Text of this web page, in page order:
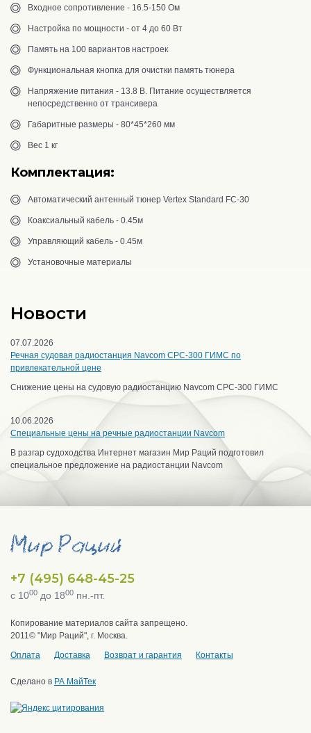
Входное сопротивление - 16.5-150 Ом
Настройка по мощности - от 4 до 60 Вт
Память на 100 вариантов настроек
Функциональная кнопка для очистки память тюнера
Напряжение питания - 13.8 В. Питание осуществляется
непосредственно от трансивера
Габаритные размеры - 80*45*260 мм
Вес 1 кг
Комплектация:
Автоматический антенный тюнер Vertex Standard FC-30
Коаксиальный кабель - 0.45м
Управляющий кабель - 0.45м
Установочные материалы
Новости
07.07.2026
Речная судовая радиостанция Navcom CPC-300 ГИМС по
привлекательной цене
Снижение цены на судовую радиостанцию Navcom CPC-300 ГИМС
10.06.2026
Специальные цены на речные радиостанции Navcom
В разгар судоходства Интернет магазин Мир Раций подготовил
специальное предложение на радиостанции Navcom
+7 (495) 648-45-25
с 1000 до 1800 пн.-пт.
Копирование материалов сайта запрещено.
2011© "Мир Раций", г. Москва.
Оплата
Доставка Возврат и гарантия Контакты
Сделано в РА МайТек